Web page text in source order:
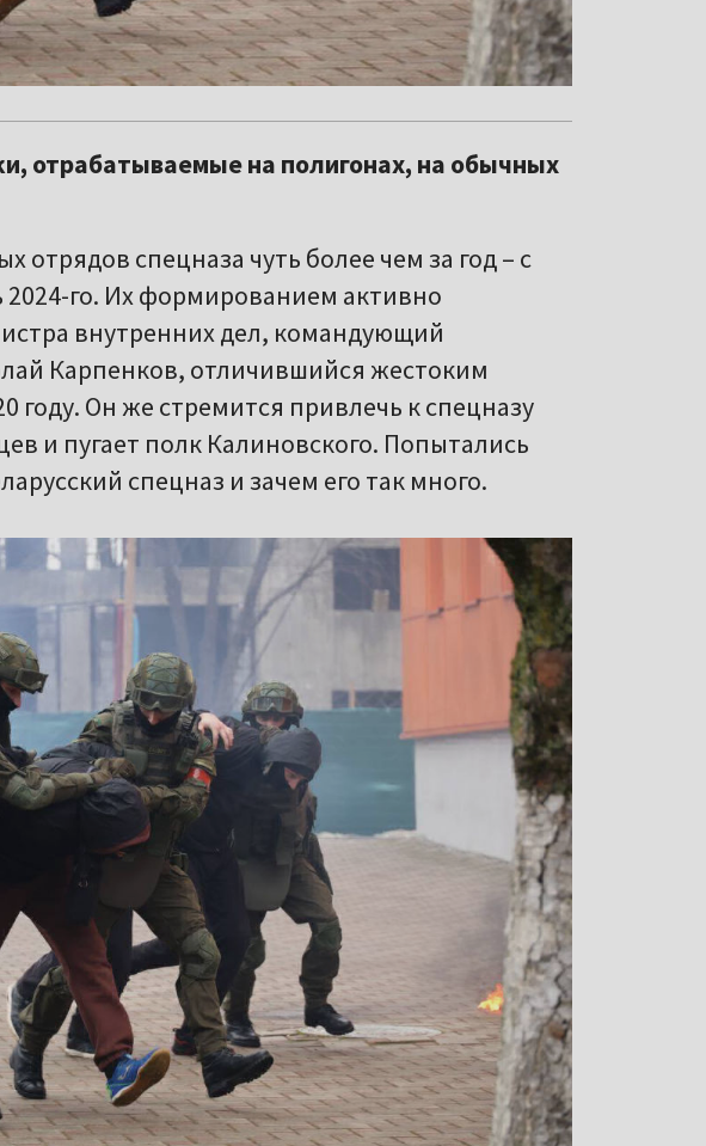
отрабатываемые на полигонах, на обычных
отрядов спецназа чуть более чем за год – с
2024-го. Их формированием активно
внутренних дел, командующий
Карпенков, отличившийся жестоким
году. Он же стремится привлечь к спецназу
и пугает полк Калиновского. Попытались
спецназ и зачем его так много.